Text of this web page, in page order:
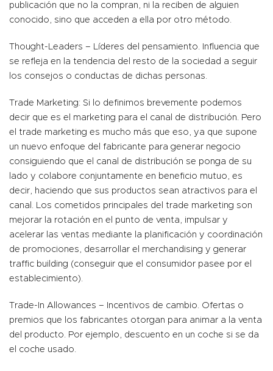
publicación que no la compran, ni la reciben de alguien
conocido, sino que acceden a ella por otro método.
Thought-Leaders – Líderes del pensamiento. Influencia que
se refleja en la tendencia del resto de la sociedad a seguir
los consejos o conductas de dichas personas.
Trade Marketing: Si lo definimos brevemente podemos
decir que es el marketing para el canal de distribución. Pero
el trade marketing es mucho más que eso, ya que supone
un nuevo enfoque del fabricante para generar negocio
consiguiendo que el canal de distribución se ponga de su
lado y colabore conjuntamente en beneficio mutuo, es
decir, haciendo que sus productos sean atractivos para el
canal. Los cometidos principales del trade marketing son
mejorar la rotación en el punto de venta, impulsar y
acelerar las ventas mediante la planificación y coordinación
de promociones, desarrollar el merchandising y generar
traffic building (conseguir que el consumidor pasee por el
establecimiento).
Trade-In Allowances – Incentivos de cambio. Ofertas o
premios que los fabricantes otorgan para animar a la venta
del producto. Por ejemplo, descuento en un coche si se da
el coche usado.